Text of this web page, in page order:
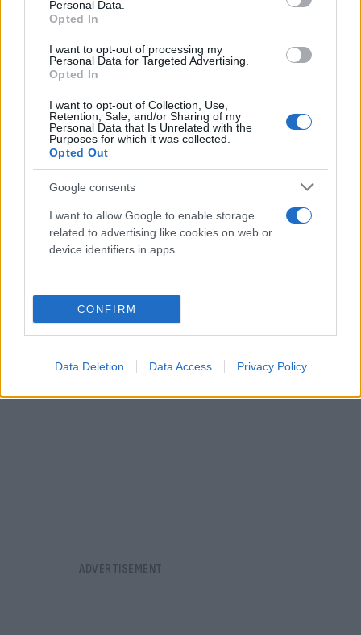
Personal Data.
Opted In
I want to opt-out of processing my
Personal Data for Targeted Advertising.
Opted In
I want to opt-out of Collection, Use,
Retention, Sale, and/or Sharing of my
Personal Data that Is Unrelated with the
Purposes for which it was collected.
Opted Out
Google consents
I want to allow Google to enable storage
related to advertising like cookies on web or
device identifiers in apps.
CONFIRM
Data Deletion Data Access Privacy Policy
Εριέττα Κούρκουλου: Πώς γιόρτασε τα 33α
γενέθλια της με τον σύζυγό της, Βύρωνα
Βασιλειάδη